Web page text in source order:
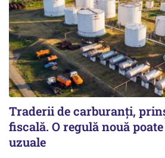
Traderii de carburanți,
fiscală. O regulă nouă
uzuale